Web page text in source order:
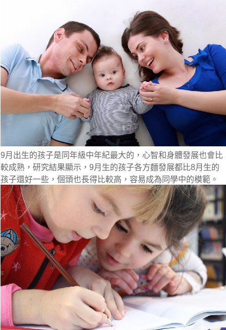
9月出生的孩子是同年級中年紀最大的，心智和身體發展也會比
較成熟，研究結果顯示， 9月生的孩子各方麵發展都比8月生的
孩子還好一些，個頭也長得比較高，容易成為同學中的模範。